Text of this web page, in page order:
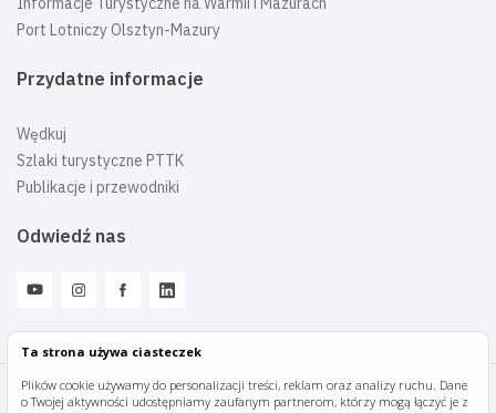
Ta strona używa ciasteczek
Plików cookie używamy do personalizacji treści, reklam oraz analizy ruchu. Dane
o Twojej aktywności udostępniamy zaufanym partnerom, którzy mogą łączyć je z
Port Lotniczy Olsztyn-Mazury
Przydatne informacje
Wędkuj
Szlaki turystyczne PTTK
Publikacje i przewodniki
Odwiedź nas
Mazury Travel © 2026